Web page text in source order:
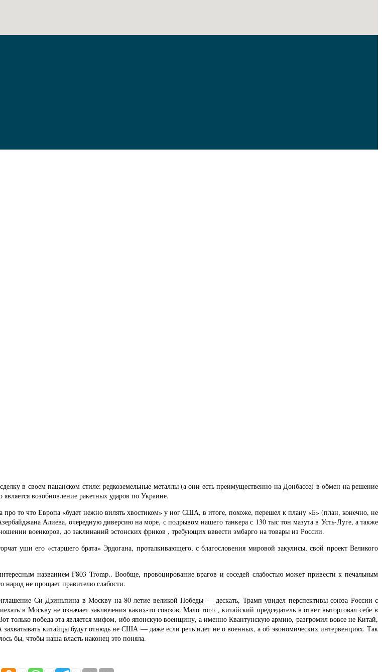
в своем пацанском стиле: редкоземельные металлы (а они есть преимущественно на Донбассе) в обмен на решение
возобновление ракетных ударов по Украине.
то что Европа «будет нежно вилять хвостиком» у ног США, в итоге, похоже, перешел к плану «Б» (план, конечно, не
Алиева, очередную диверсию на море, с подрывом нашего танкера с 130 тыс тон мазута в Усть-Луге, а также
военкоров, до заклинаний эстонских фриков , требующих вввести эмбарго на товары из России.
уши его «старшего брата» Эрдогана, проталкивающего, с благословения мировой закулисы, свой проект Великого
названием F803 Tromp.. Вообще, провоцирование врагов и соседей слабостью может привести к печальным
народ не прощает правителю слабости.
Си Дзиньпина в Москву на 80-летие великой Победы — дескать, Трамп увидел перспективы союза России с
в Москву не означает заключения каких-то союзов. Мало того , китайский председатель в ответ выторговал себе в
только победа эта является мифом, ибо японскую военщину, а именно Квантунскую армию, разгромил вовсе не Китай,
китайцы будут отнюдь не США — даже если речь идет не о военных, а об экономических интервенциях. Так
бы, чтобы наша власть наконец это поняла.